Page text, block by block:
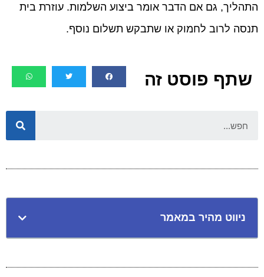
התהליך, גם אם הדבר אומר ביצוע השלמות. עוזרת בית
תנסה לרוב לחמוק או שתבקש תשלום נוסף.
שתף פוסט זה
ניווט מהיר במאמר